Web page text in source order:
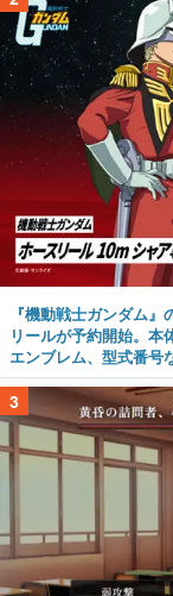
『機動戦士ガンダム
リールが予約開始。
エンブレム、型式番号
3